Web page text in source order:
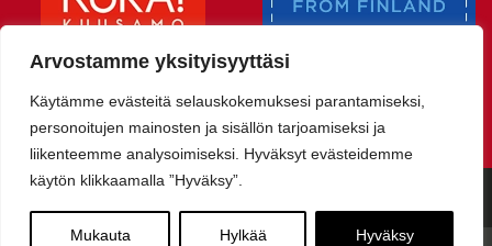
Arvostamme yksityisyyttäsi
Käytämme evästeitä selauskokemuksesi parantamiseksi,
personoitujen mainosten ja sisällön tarjoamiseksi ja
liikenteemme analysoimiseksi. Hyväksyt evästeidemme
käytön klikkaamalla ”Hyväksy”.
Mukauta Hylkää Hyväksy
© Stella Polaris Adventures - Täyden Palvelun Elämysmatkatoimisto